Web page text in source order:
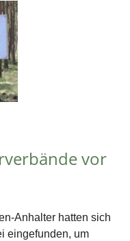
vor
Anhalter hatten sich
eingefunden, um